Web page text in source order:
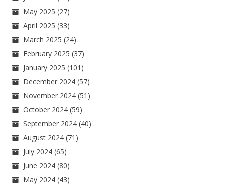
May 2025 (27)
April 2025 (33)
March 2025 (24)
February 2025 (37)
January 2025 (101)
December 2024 (57)
November 2024 (51)
October 2024 (59)
September 2024 (40)
August 2024 (71)
July 2024 (65)
June 2024 (80)
May 2024 (43)